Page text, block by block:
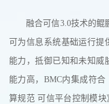
融合可信3.0技术的鲲
可为信息系统基础运行提
能力，抵御已知和未知威
能力高，BMC内集成符合
算规范 可信平台控制模块